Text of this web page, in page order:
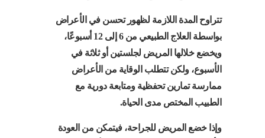
تتراوح المدة اللازمة لظهور تحسن في الأعراض
بواسطة العلاج الطبيعي من 6 إلى 12 أسبوعًا،
ويخضع خلالها المريض لجلستين أو ثلاثة في
الأسبوع، ولكن تتطلب الوقاية من الأعراض
ممارسة تمارين تحفظية ومتابعة دورية مع
الطبيب المختص مدى الحياة.
وإذا خضع المريض للجراحة، فيتمكن من العودة